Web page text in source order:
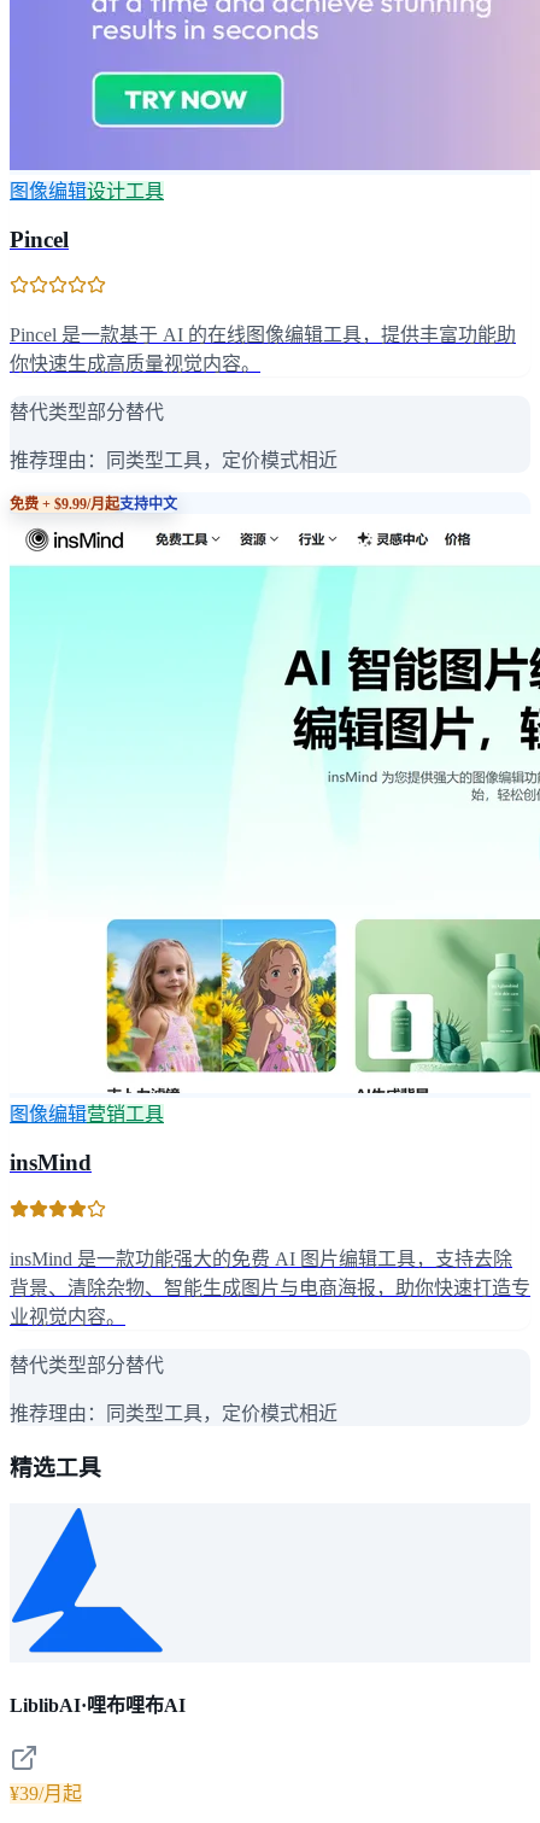
图像编辑设计工具
Pincel
Pincel 是一款基于 AI 的在线图像编辑工具，提供丰富功能助
你快速生成高质量视觉内容。
替代类型部分替代
推荐理由： 同类型工具，定价模式相近
免费 + $9.99/月起支持中文
图像编辑营销工具
insMind
insMind 是一款功能强大的免费 AI 图片编辑工具，支持去除
背景、清除杂物、智能生成图片与电商海报，助你快速打造专
业视觉内容。
替代类型部分替代
推荐理由： 同类型工具，定价模式相近
精选工具
LiblibAI·哩布哩布AI
¥39/月起